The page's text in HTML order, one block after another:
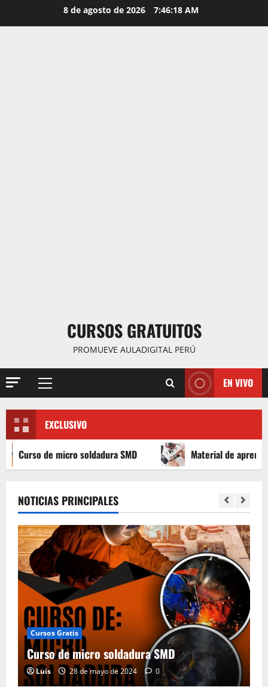
8 de agosto de 2026 7:46:20 AM
CURSOS GRATUITOS
PROMUEVE AULADIGITAL PERÚ
Menú
EN VIVO
EXCLUSIVO
soldadura SMD Material de aprender a leer
NOTICIAS PRINCIPALES
Cursos Gratis
Curso de micro soldadura SMD
Luis 28 de mayo de 2024 0
Curso de micro soldadura SMD